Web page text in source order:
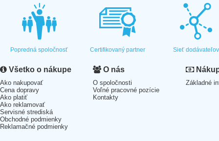
Popredná spoločnosť Certifikovaný partner Sieť dodávateľov
Všetko o nákupe
Ako nakupovať
Cena dopravy
Ako platiť
Ako reklamovať
Servisné strediská
Obchodné podmienky
Reklamačné podmienky
O nás
O spoločnosti
Voľné pracovné pozície
Kontakty
Základné